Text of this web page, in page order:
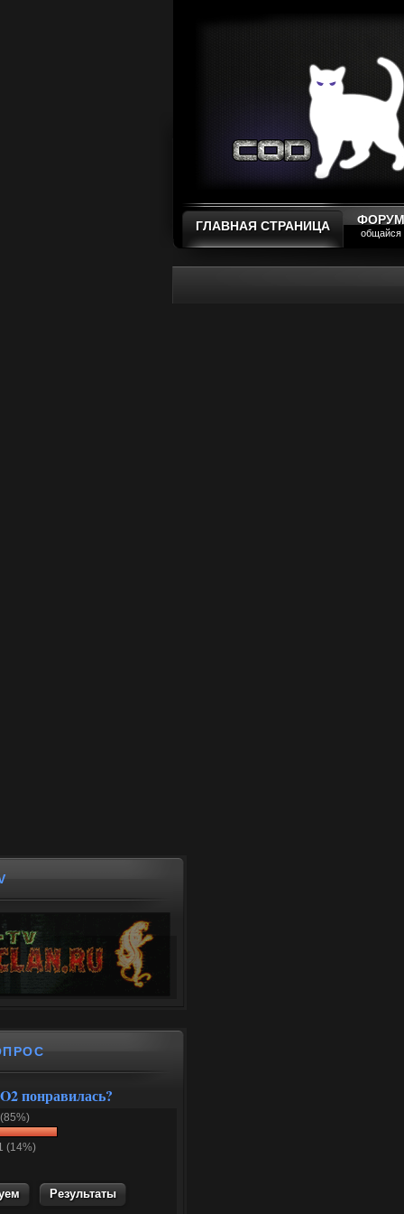
ГЛАВНАЯ СТРАНИЦА ФОРУМ
общайся
понравилась?
(14%)
Результаты